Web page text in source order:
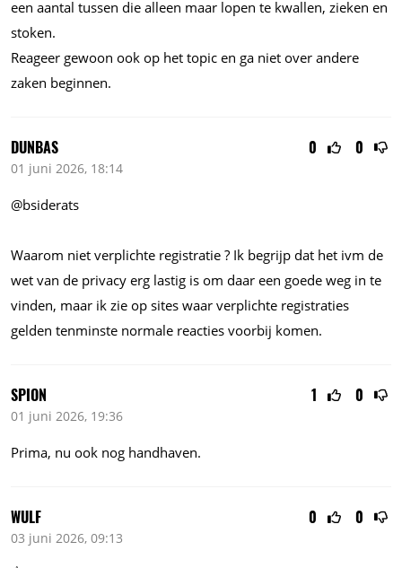
een aantal tussen die alleen maar lopen te kwallen, zieken en
stoken.
Reageer gewoon ook op het topic en ga niet over andere
zaken beginnen.
0 0
DUNBAS
01 juni 2026, 18:14
@bsiderats
Waarom niet verplichte registratie ? Ik begrijp dat het ivm de
wet van de privacy erg lastig is om daar een goede weg in te
vinden, maar ik zie op sites waar verplichte registraties
gelden tenminste normale reacties voorbij komen.
1 0
SPION
01 juni 2026, 19:36
Prima, nu ook nog handhaven.
0 0
WULF
03 juni 2026, 09:13